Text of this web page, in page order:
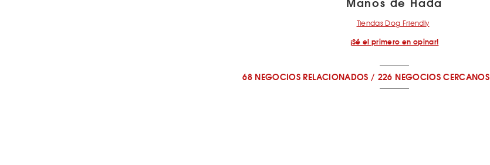
Tiendas Dog Friendly
¡Sé el primero en opinar!
68 NEGOCIOS RELACIONADOS / 226 NEGOCIOS CERCANOS